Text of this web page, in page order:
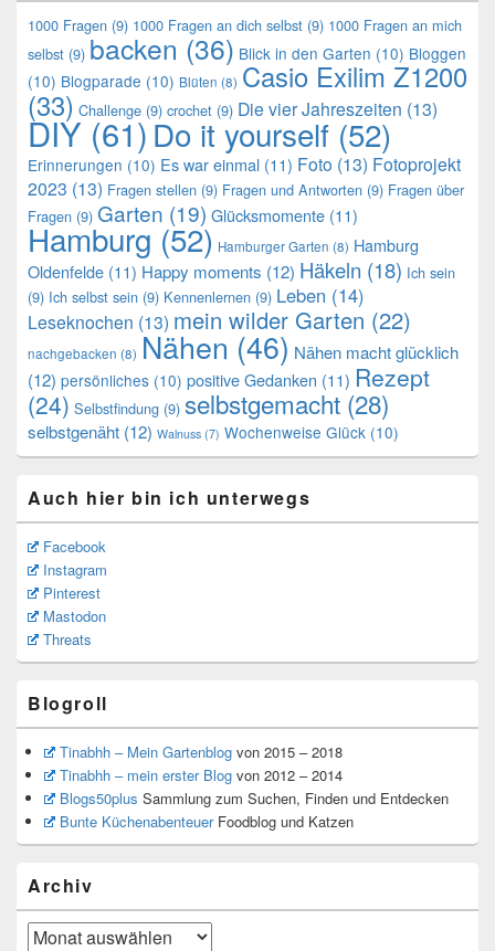
1000 Fragen (9) 1000 Fragen an dich selbst (9) 1000 Fragen an mich
selbst (9) backen (36) Blick in den Garten (10) Bloggen
(10) Blogparade (10) Blüten (8) Casio Exilim Z1200
(33) Challenge (9) crochet (9) Die vier Jahreszeiten (13)
DIY (61)Do it yourself (52)
Erinnerungen (10) Es war einmal (11) Foto (13) Fotoprojekt
2023 (13) Fragen stellen (9) Fragen und Antworten (9) Fragen über
Fragen (9) Garten (19) Glücksmomente (11)
Hamburg (52) Hamburger Garten (8) Hamburg
Oldenfelde (11) Happy moments (12) Häkeln (18) Ich sein
(9) Ich selbst sein (9) Kennenlernen (9) Leben (14)
Leseknochen (13) mein wilder Garten (22)
nachgebacken (8) Nähen (46) Nähen macht glücklich
(12) persönliches (10) positive Gedanken (11) Rezept
(24) Selbstfindung (9) selbstgemacht (28)
selbstgenäht (12) Walnuss (7) Wochenweise Glück (10)
Auch hier bin ich unterwegs
Facebook
Instagram
Pinterest
Mastodon
Threats
Blogroll
Tinabhh – Mein Gartenblogvon 2015 – 2018
Tinabhh – mein erster Blogvon 2012 – 2014
Blogs50plus Sammlung zum Suchen, Finden und Entdecken
Bunte KüchenabenteuerFoodblog und Katzen
Archiv
Archiv